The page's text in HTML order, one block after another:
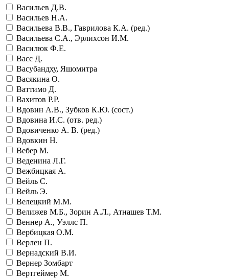
Васильев Д.В.
Васильев Н.А.
Васильева В.В., Гаврилова К.А. (ред.)
Васильева С.А., Эрлихсон И.М.
Василюк Ф.Е.
Васс Д.
Васубандху, Яшомитра
Васякина О.
Ваттимо Д.
Вахитов Р.Р.
Вдовин А.В., Зубков К.Ю. (сост.)
Вдовина И.С. (отв. ред.)
Вдовиченко А. В. (ред.)
Вдовкин Н.
Вебер М.
Веденина Л.Г.
Вежбицкая А.
Вейль С.
Вейль Э.
Велецкий М.М.
Велижев М.Б., Зорин А.Л., Атнашев Т.М.
Веннер А., Уэллс П.
Вербицкая О.М.
Верлен П.
Вернадский В.И.
Вернер Зомбарт
Вертгеймер М.